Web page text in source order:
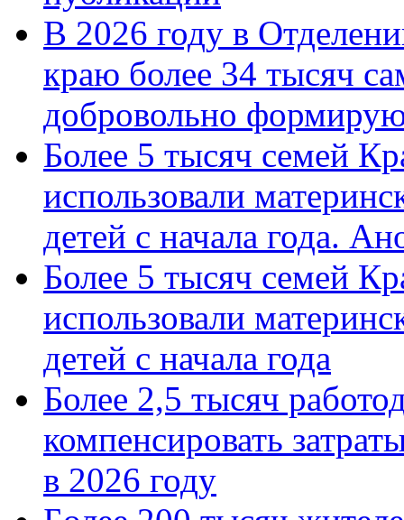
В 2026 году в
краю более 34 тысяч
добровольно
Более 5 тысяч семей
использовали
детей с начала года.
Более 5 тысяч семей
использовали
детей с начала года
Более 2,5 тысяч
компенсировать
в 2026 году